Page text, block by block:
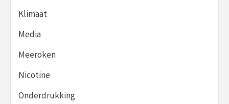
Klimaat
Media
Meeroken
Nicotine
Onderdrukking